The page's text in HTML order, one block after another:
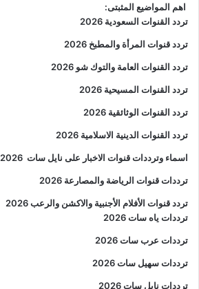
اهم المواضيع المثبتى:
تردد القنوات السعودية 2026
تردد قنوات المرأة والمطبخ 2026
تردد القنوات العامة والتوك شو 2026
تردد القنوات المسيحية 2026
تردد القنوات الوثائقية 2026
تردد القنوات الدينية الاسلامية 2026
اسماء وترددات قنوات الاخبار على نايل سات 2026
ترددات قنوات الرياضة والمصارعة 2026
تردد قنوات الأفلام الأجنبية والاكشن والرعب2026
ترددات ياه سات 2026
ترددات عرب سات 2026
ترددات سهيل سات 2026
ترددات نايل سات 2026